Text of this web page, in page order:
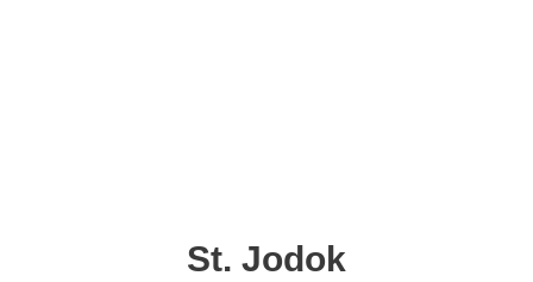
St. Jodok